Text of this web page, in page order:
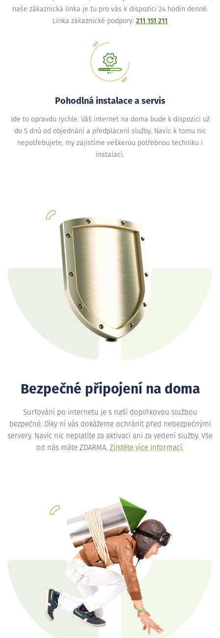
naše zákaznická linka je tu pro vás k dispozici 24 hodin denně.
Linka zákaznické podpory: 211 151 211
Pohodlná instalace a servis
Jde to opravdu rychle. Váš internet na doma bude k dispozici už
do 5 dnů od objednání a předplacení služby. Navíc k tomu nic
nepotřebujete, my zajistíme veškerou potřebnou techniku i
instalaci.
Bezpečné připojení na doma
Surfování po internetu je s naší doplňkovou službou
bezpečné. Díky ní vás dokážeme ochránit před nebezpečnými
servery. Navíc nic neplatíte za aktivaci ani za vedení služby. Vše
od nás máte ZDARMA. Zjistěte více informací.